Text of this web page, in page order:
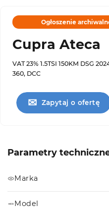
Ogłoszenie
Cupra Ateca
VAT 23% 1.5TSI 150KM DSG
360, DCC
✉ Zapytaj o ofertę
Parametry
Marka
Model